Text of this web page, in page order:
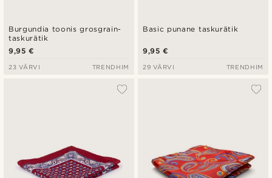
Burgundia toonis grosgrain-
taskurätik
9,95 €
23 VÄRVI TRENDHIM
Basic punane taskurätik
9,95 €
29 VÄRVI TRENDHIM